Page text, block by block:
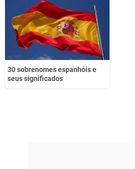
30 sobrenomes espanhóis e
seus significados